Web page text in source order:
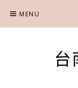
content
MENU
台